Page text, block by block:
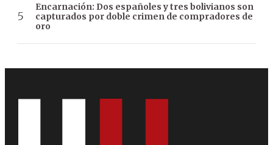
Encarnación: Dos españoles y tres bolivianos son
capturados por doble crimen de compradores de
oro